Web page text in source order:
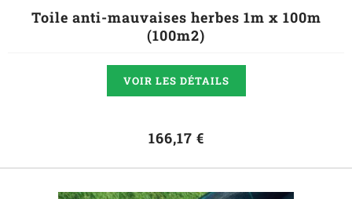
Toile anti-mauvaises herbes 1m x 100m
(100m2)
VOIR LES DÉTAILS
166,17 €